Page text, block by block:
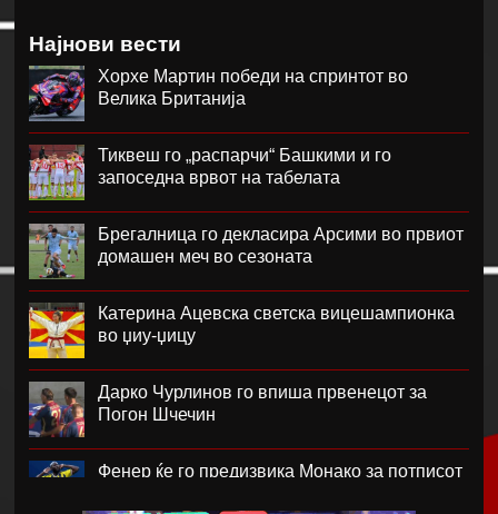
Најнови вести
Хорхе Мартин победи на спринтот во
Велика Британија
Тиквеш го „распарчи“ Башкими и го
запоседна врвот на табелата
Брегалница го декласира Арсими во првиот
домашен меч во сезоната
Катерина Ацевска светска вицешампионка
во џиу-џицу
Дарко Чурлинов го впиша првенецот за
Погон Шчечин
Фенер ќе го предизвика Монако за потписот